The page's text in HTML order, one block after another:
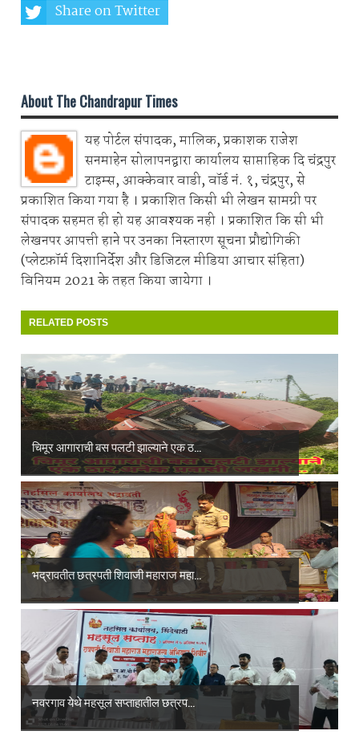
Share on Twitter
About The Chandrapur Times
यह पोर्टल संपादक, मालिक, प्रकाशक राजेश
सनमाहेन सोलापनद्वारा कार्यालय साप्ताहिक दि चंद्रपुर
टाइम्स, आक्केवार वाडी, वॉर्ड नं. १, चंद्रपुर, से
प्रकाशित किया गया है । प्रकाशित किसी भी लेखन सामग्री पर
संपादक सहमत ही हो यह आवश्यक नही । प्रकाशित कि सी भी
लेखनपर आपत्ती हाने पर उनका निस्तारण सूचना प्रौद्योगिकी
(प्लेटफ़ॉर्म दिशानिर्देश और डिजिटल मीडिया आचार संहिता)
विनियम 2021 के तहत किया जायेगा ।
RELATED POSTS
चिमूर आगाराची बस पलटी झाल्याने एक ठ...
भद्रावतीत छत्रपती शिवाजी महाराज महा...
नवरगाव येथे महसूल सप्ताहातील छत्रप...